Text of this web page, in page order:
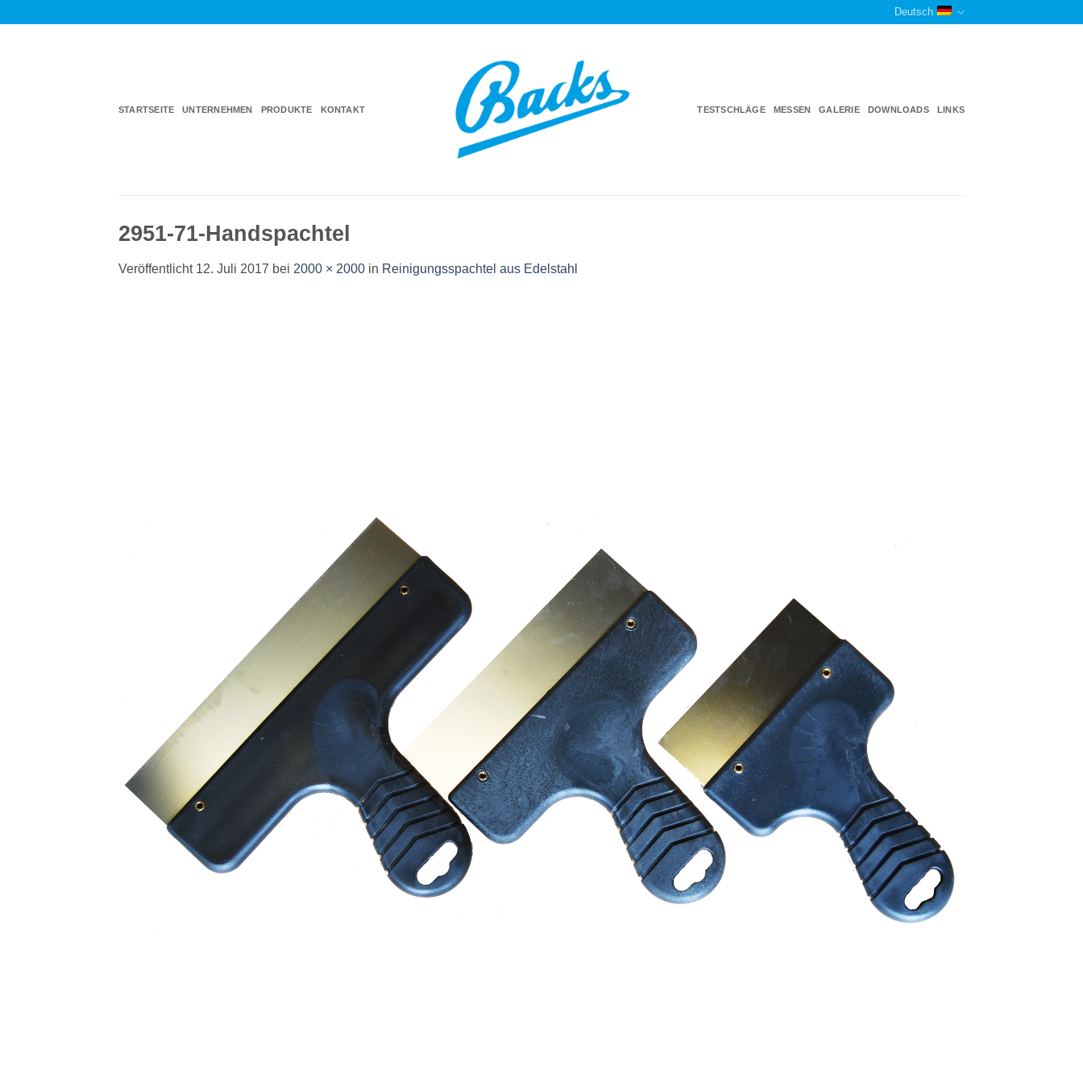
Deutsch
STARTSEITE UNTERNEHMEN PRODUKTE KONTAKT TESTSCHLÄGE MESSEN GALERIE DOWNLOADS LINKS
2951-71-Handspachtel
Veröffentlicht 12. Juli 2017 bei 2000 × 2000 in Reinigungsspachtel aus Edelstahl